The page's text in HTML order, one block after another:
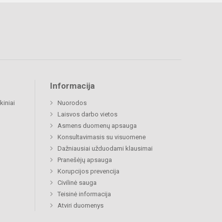
Informacija
Nuorodos
Laisvos darbo vietos
Asmens duomenų apsauga
Konsultavimasis su visuomene
Dažniausiai užduodami klausimai
Pranešėjų apsauga
Korupcijos prevencija
Civilinė sauga
Teisinė informacija
Atviri duomenys